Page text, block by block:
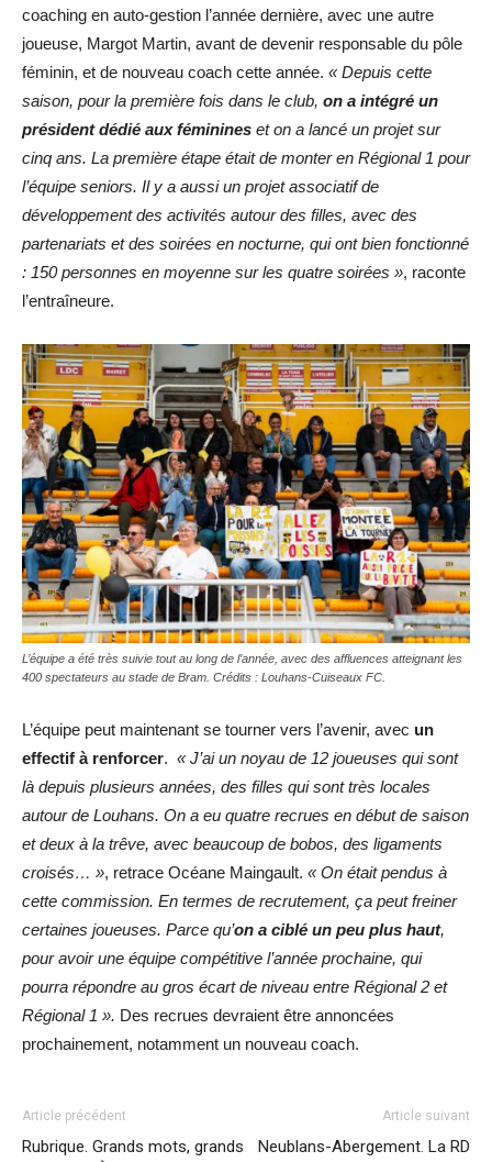
coaching en auto-gestion l’année dernière, avec une autre
joueuse, Margot Martin, avant de devenir responsable du pôle
féminin, et de nouveau coach cette année. « Depuis cette
saison, pour la première fois dans le club, on a intégré un
président dédié aux féminines et on a lancé un projet sur
cinq ans. La première étape était de monter en Régional 1 pour
l’équipe seniors. Il y a aussi un projet associatif de
développement des activités autour des filles, avec des
partenariats et des soirées en nocturne, qui ont bien fonctionné
: 150 personnes en moyenne sur les quatre soirées », raconte
l’entraîneure.
L’équipe a été très suivie tout au long de l’année, avec des affluences atteignant les
400 spectateurs au stade de Bram. Crédits : Louhans-Cuiseaux FC.
L’équipe peut maintenant se tourner vers l’avenir, avec un
effectif à renforcer. « J’ai un noyau de 12 joueuses qui sont
là depuis plusieurs années, des filles qui sont très locales
autour de Louhans. On a eu quatre recrues en début de saison
et deux à la trêve, avec beaucoup de bobos, des ligaments
croisés… », retrace Océane Maingault. « On était pendus à
cette commission. En termes de recrutement, ça peut freiner
certaines joueuses. Parce qu’on a ciblé un peu plus haut,
pour avoir une équipe compétitive l’année prochaine, qui
pourra répondre au gros écart de niveau entre Régional 2 et
Régional 1 ». Des recrues devraient être annoncées
prochainement, notamment un nouveau coach.
Article précédent
Rubrique. Grands mots, grands
Article suivant
Neublans-Abergement. La RD